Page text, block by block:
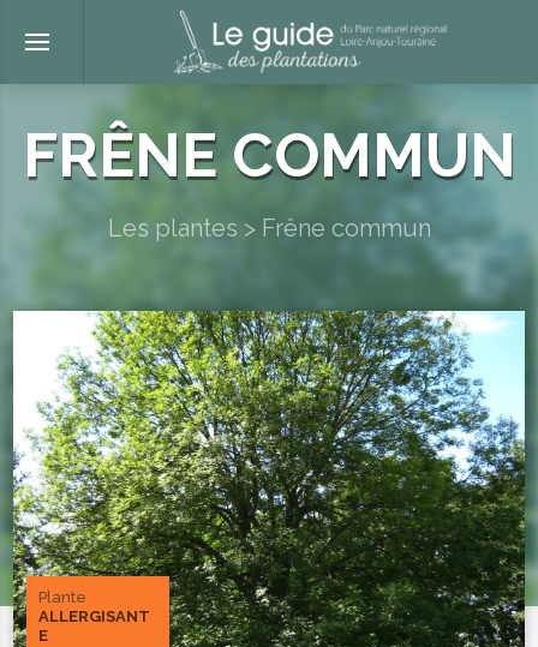
FRÊNE COMMUN
Les plantes > Frêne commun
Plante
ALLERGISANT
E